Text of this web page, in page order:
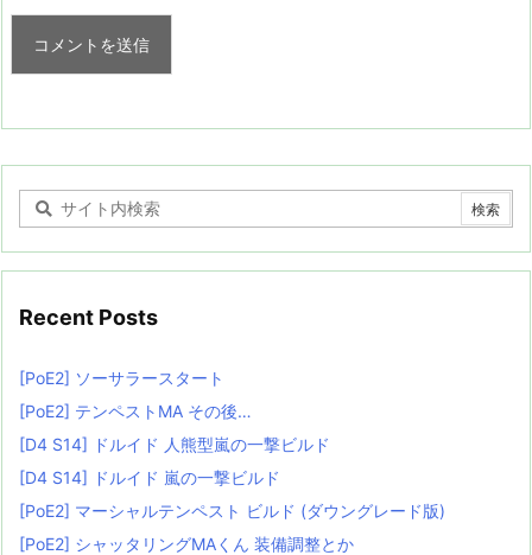
Recent Posts
[PoE2] ソーサラースタート
[PoE2] テンペストMA その後…
[D4 S14] ドルイド 人熊型嵐の一撃ビルド
[D4 S14] ドルイド 嵐の一撃ビルド
[PoE2] マーシャルテンペスト ビルド (ダウングレード版)
[PoE2] シャッタリングMAくん 装備調整とか